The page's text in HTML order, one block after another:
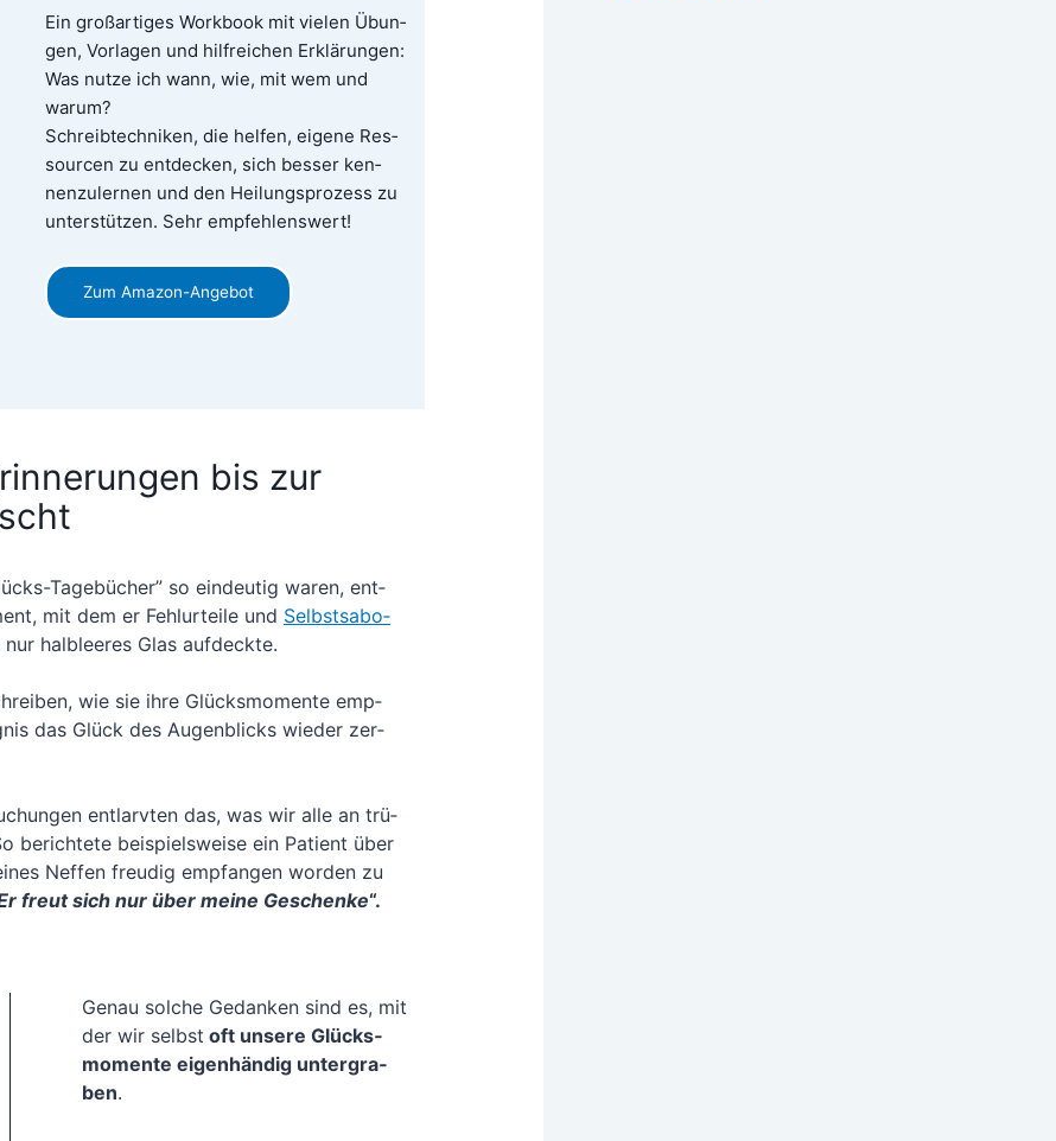
Ein groß­ar­ti­ges Work­book mit vie­len Übun­
gen, Vor­la­gen und hilf­rei­chen Erklä­run­gen:
Was nut­ze ich wann, wie, mit wem und
war­um?
Schreib­tech­ni­ken, die hel­fen, eige­ne Res­
sour­cen zu ent­de­cken, sich bes­ser ken­
nen­zu­ler­nen und den Hei­lungs­pro­zess zu
unter­stüt­zen. Sehr empfehlenswert!
Zum Ama­zon-Ange­bot
bis zur
Tage­bü­cher” so ein­deu­tig waren, ent­
mit dem er Fehl­ur­tei­le und Selbst­sa­bo­
halb­lee­res Glas auf­deck­te.
wie sie ihre Glücks­mo­men­te emp­
das Glück des Augen­blicks wie­der zer­
ent­larv­ten das, was wir alle an trü­
berich­te­te bei­spiels­wei­se ein Pati­ent über
Nef­fen freu­dig emp­fan­gen wor­den zu
freut sich nur über mei­ne Geschen­ke“.
Genau sol­che Gedan­ken sind es, mit
der wir selbst oft unse­re Glücks­
mo­men­te eigen­hän­dig unter­gra­
ben.